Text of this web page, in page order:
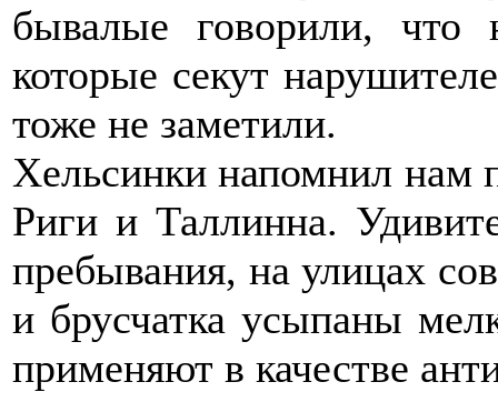
бывалые говорили, что
которые секут
тоже не заметили.
Хельсинки напомнил нам
Риги и Таллинна.
пребывания, на улицах
и брусчатка усыпаны
применяют в качестве